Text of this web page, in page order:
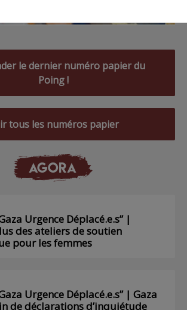
le dernier numéro papier du
Poing !
tous les numéros papier
AGORA
Urgence Déplacé.e.s” |
des ateliers de soutien
pour les femmes
Urgence Déplacé.e.s” | Gaza
de déclarations d’inquiétude